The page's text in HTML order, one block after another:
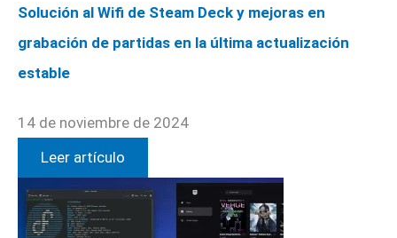
Solución al Wifi de Steam Deck y mejoras en
grabación de partidas en la última actualización
estable
14 de noviembre de 2024
Leer artículo